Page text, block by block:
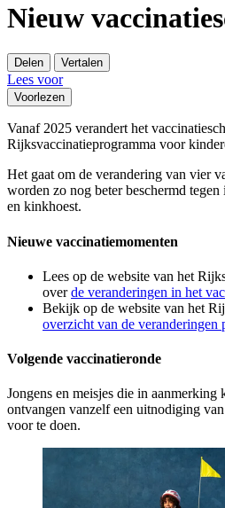
Nieuw
Delen Vertalen
Lees voor
Voorlezen
Vanaf 2025 verandert het
Rijksvaccinatieprogramma voor
Het gaat om de verandering van vier
worden zo nog beter beschermd
en kinkhoest.
Nieuwe vaccinatiemomenten
Lees op de website van het
over de veranderingen in het
Bekijk op de website van het
overzicht van de veranderingen
Volgende vaccinatieronde
Jongens en meisjes die in aanmerking
ontvangen vanzelf een uitnodiging
voor te doen.